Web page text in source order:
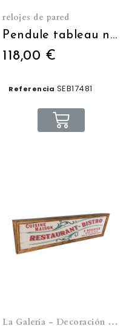
relojes de pared
Pendule tableau noir
118,00 €
Referencia SEB17481
La Galería - Decoración de pared